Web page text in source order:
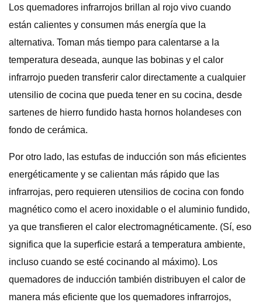
Los quemadores infrarrojos brillan al rojo vivo cuando
están calientes y consumen más energía que la
alternativa. Toman más tiempo para calentarse a la
temperatura deseada, aunque las bobinas y el calor
infrarrojo pueden transferir calor directamente a cualquier
utensilio de cocina que pueda tener en su cocina, desde
sartenes de hierro fundido hasta hornos holandeses con
fondo de cerámica.
Por otro lado, las estufas de inducción son más eficientes
energéticamente y se calientan más rápido que las
infrarrojas, pero requieren utensilios de cocina con fondo
magnético como el acero inoxidable o el aluminio fundido,
ya que transfieren el calor electromagnéticamente. (Sí, eso
significa que la superficie estará a temperatura ambiente,
incluso cuando se esté cocinando al máximo). Los
quemadores de inducción también distribuyen el calor de
manera más eficiente que los quemadores infrarrojos,